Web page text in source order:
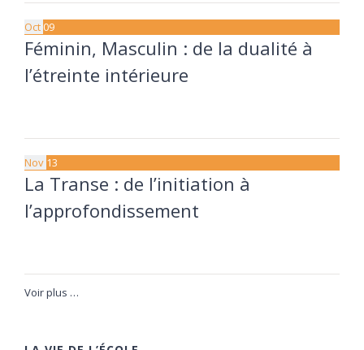
Oct09
Féminin, Masculin : de la dualité à
l’étreinte intérieure
Nov 13
La Transe : de l’initiation à
l’approfondissement
Voir plus …